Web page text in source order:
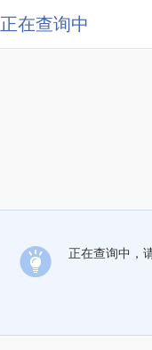
正在查询中
正在查询中，